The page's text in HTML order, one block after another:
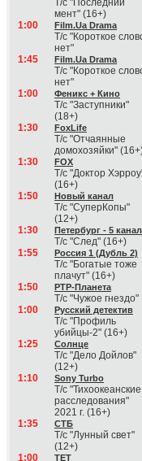
Т/с "Последний
мент" (16+)
1:00
Film.Ua Drama
Т/с "Короткое
нет"
1:45
Film.Ua Drama
Т/с "Короткое
нет"
1:00
Феникс + Кино
Т/с "Заступники"
(18+)
1:30
FoxLife
Т/с "Отчаянные
домохозяйки"
1:30
FOX
Т/с "Доктор
(16+)
1:50
Новый канал
Т/с "СуперКопы"
(12+)
1:30
Петербург - 5 канал
Т/с "След" (16+)
1:55
Россия 1 (Дубль 2)
Т/с "Богатые тоже
плачут" (16+)
1:50
РТР-Планета
Т/с "Чужое гнездо"
1:00
Русский детектив
Т/с "Профиль
убийцы-2" (16+)
1:25
Солнце
Т/с "Дело Дойлов"
(12+)
1:10
Sony Turbo
Т/с "Тихоокеанские
расследования"
2021 г. (16+)
1:35
СТБ
Т/с "Лунный свет"
(12+)
1:00
ТЕТ